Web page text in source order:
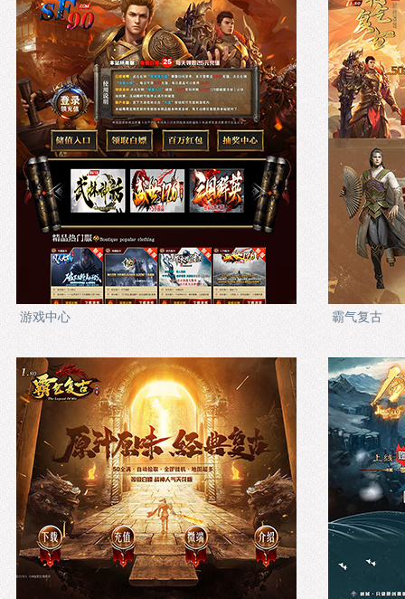
游戏中心 霸气复古